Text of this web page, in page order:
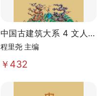
中国古建筑大系 4 文人园
林建筑
程里尧 主编
￥432